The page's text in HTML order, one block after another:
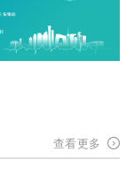
查看更多